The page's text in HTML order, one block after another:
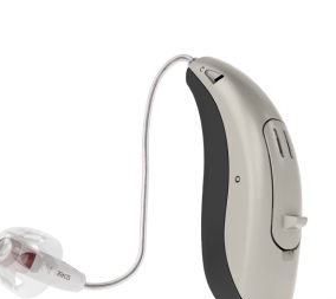
Oticon hoorapparaten
Phonak Infinio
hoorapparaat van dit moment.